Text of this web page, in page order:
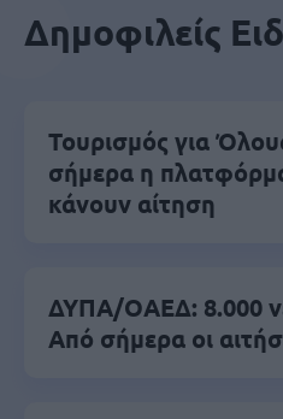
Δημοφιλείς
Τουρισμός για
σήμερα η
κάνουν αίτηση
ΔΥΠΑ/ΟΑΕΔ: 8.000
Από σήμερα οι